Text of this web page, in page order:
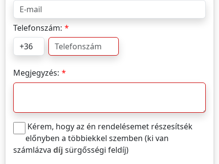
Telefonszám:
Megjegyzés:
Kérem, hogy az én rendelésemet részesítsék
előnyben a többiekkel szemben (ki van
számlázva díj sürgősségi feldíj)